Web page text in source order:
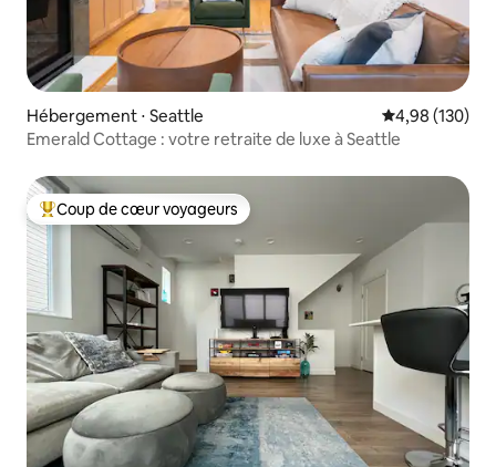
Hébergement ⋅ Seattle Évaluation
4,98 (130)
Emerald Cottage : votre retraite de luxe à Seattle
Coups de cœur voyageurs les plus appréciés
Coup de cœur voyageurs